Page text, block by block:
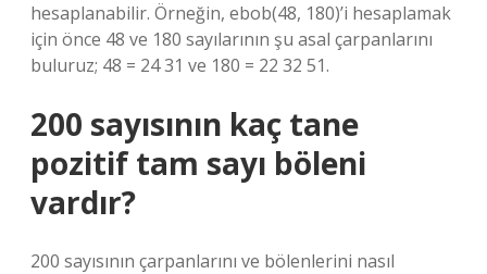
hesaplanabilir. Örneğin, ebob(48, 180)’i hesaplamak
için önce 48 ve 180 sayılarının şu asal çarpanlarını
buluruz; 48 = 24 31 ve 180 = 22 32 51.
200 sayısının kaç tane
pozitif tam sayı böleni
vardır?
200 sayısının çarpanlarını ve bölenlerini nasıl